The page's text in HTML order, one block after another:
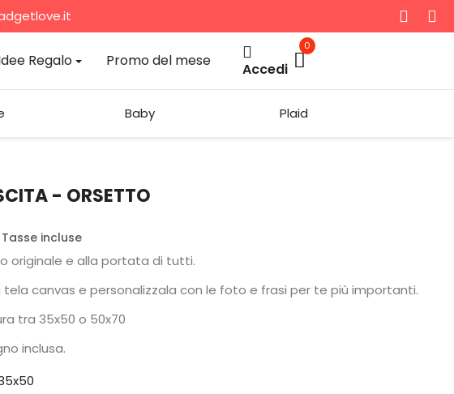
Regalo Promo del mese Accedi
0
Baby Plaid
- ORSETTO
Tasse incluse
originale e alla portata di tutti.
tela canvas e personalizzala con le foto e frasi per te più importanti.
tra 35x50 o 50x70
inclusa.